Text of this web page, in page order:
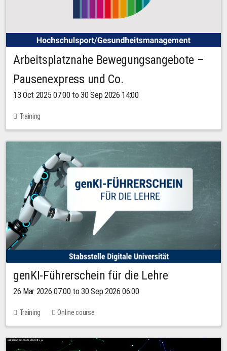
Arbeitsplatznahe Bewegungsangebote –
Pausenexpress und Co.
13 Oct 2025 07:00 to 30 Sep 2026 14:00
Training
genKI-Führerschein für die Lehre
26 Mar 2026 07:00 to 30 Sep 2026 06:00
Training Online course